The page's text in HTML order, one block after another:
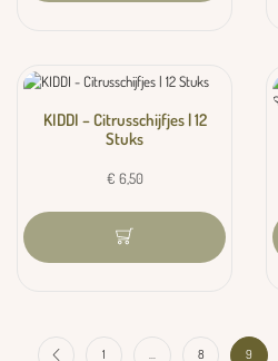
KIDDI – Citrusschijfjes | 12
Stuks
€ 6,50
1 … 8 9